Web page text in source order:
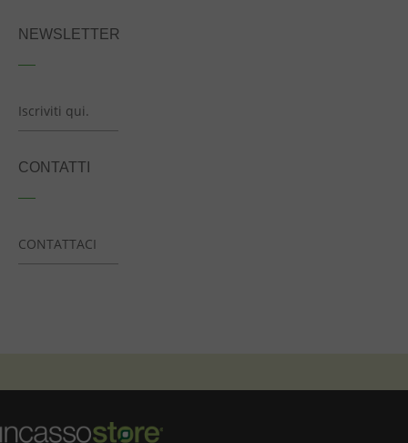
NEWSLETTER
Iscriviti qui.
CONTATTI
CONTATTACI